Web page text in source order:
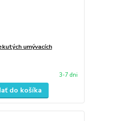
umývacích
3-7 dni
do košíka